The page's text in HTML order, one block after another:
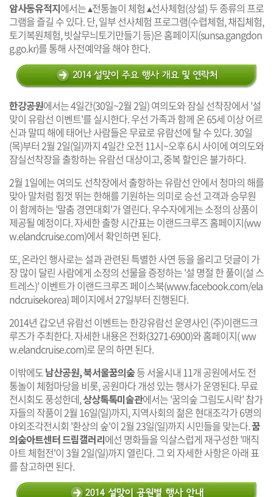
암사동유적지에서는 ▴전통놀이 체험 ▴선사체험(상설) 두 종류의 프로
그램을 즐길 수 있다. 단, 일부 선사체험 프로그램(수렵체험, 채집체험,
토기복원체험, 빗살무늬토기만들기 등)은 홈페이지(sunsa.gangdon
g.go.kr)를 통해 사전예약을 해야 한다.
한강공원에서는 4일간(30일~2월 2일) 여의도와 잠실 선착장에서 '설
맞이 유람선 이벤트'를 실시한다. 우선 가족과 함께 온 65세 이상 어르
신과 말띠 해에 태어난 사람들은 무료로 유람선에 탈 수 있다. 30일
(목)부터 2월 2일(일)까지 4일간 오전 11시~오후 6시 사이에 여의도와
잠실선착장을 출항하는 유람선 대상이고, 중복 할인은 불가하다.
2월 1일에는 여의도 선착장에서 출항하는 유람선 안에서 청마의 해를
맞아 말처럼 힘껏 뛰는 한해를 기원하는 의미로 승선 고객과 승무원
이 함께하는 '말춤 경연대회'가 열린다. 우수자에게는 소정의 상품이
제공될 예정이다. 자세한 출항 시간표는 이랜드크루즈 홈페이지(ww
w.elandcruise.com)에서 확인하면 된다.
또, 온라인 행사로는 설과 관련된 특별한 사연 등을 올리고 덧글이 가
장 많이 달린 사람에게 소정의 선물을 증정하는 '설 명절 한 풀이(설 스
트레스)' 이벤트가 이랜드크루즈 페이스북(www.facebook.com/ela
ndcruisekorea) 페이지에서 27일부터 진행된다.
2014년 갑오년 유람선 이벤트는 한강유람선 운영사인 (주)이랜드크
루즈가 주최한다. 자세한 내용은 전화(3271-6900)와 홈페이지(ww
w.elandcruise.com)로 문의 하면 된다.
이밖에도남산공원, 북서울꿈의숲등 서울시내 11개 공원에서도 전
통놀이 체험마당을 비롯, 공원마다 개성 있는 행사가 운영된다. 무료
전시회도 풍성한데,상상톡톡미술관에서는 '꿈의숲 그림도시락' 참가
자들의 작품이 2월 16일(일)까지, 지역사회의 젊은 현대조각가 6명의
야외조각전시회 '환상의 숲'이 2월 23일(일)까지 시민들을 맞는다.꿈
의숲아트센터 드림갤러리에선 명화들을 익살스럽게 재구성한 '매직
아트 체험전'이 3월 2일(일)까지 열린다. 그 외 자세한 사항은 아래 표
를 참고하면 된다.